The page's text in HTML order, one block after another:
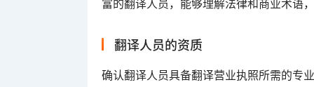
翻译人员的资质
确认翻译人员具备翻译营业执照所需的专